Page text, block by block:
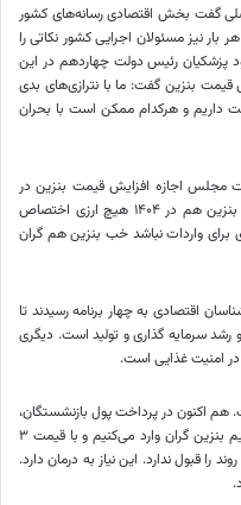
گفت بخش اقتصادی رسانه‌های کشور
بار نیز مسئولان اجرایی کشور نکاتی را
رئیس دولت چهاردهم در این
قیمت بنزین گفت: ما با نترازی‌های بدی
داریم و هرکدام ممکن است با بحران
مجلس اجازه افزایش قیمت بنزین در
سال آینده نمی‌دهد و مجلس می‌گوید به واردات بنزین هم در ۱۴۰۴ هیچ ارزی اختصاص
واردات نباشد خببنزین هم گران
اقتصادی به چهار برنامه رسیدند تا
رشد سرمایه گذاری و تولید است. دیگری
امنیت غذایی است.
اکنون در پرداخت پول بازنشستگان،
گندم کاران مشکل داریم. اما ۴ میلیارد دلار می‌دهیم بنزین گران وارد می‌کنیم و با قیمت ۳
را قبول ندارد. این نیاز به درمان دارد.